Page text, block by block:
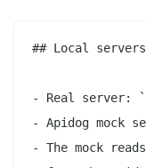
## Local servers
- Real server:
- Apidog mock
- The mock